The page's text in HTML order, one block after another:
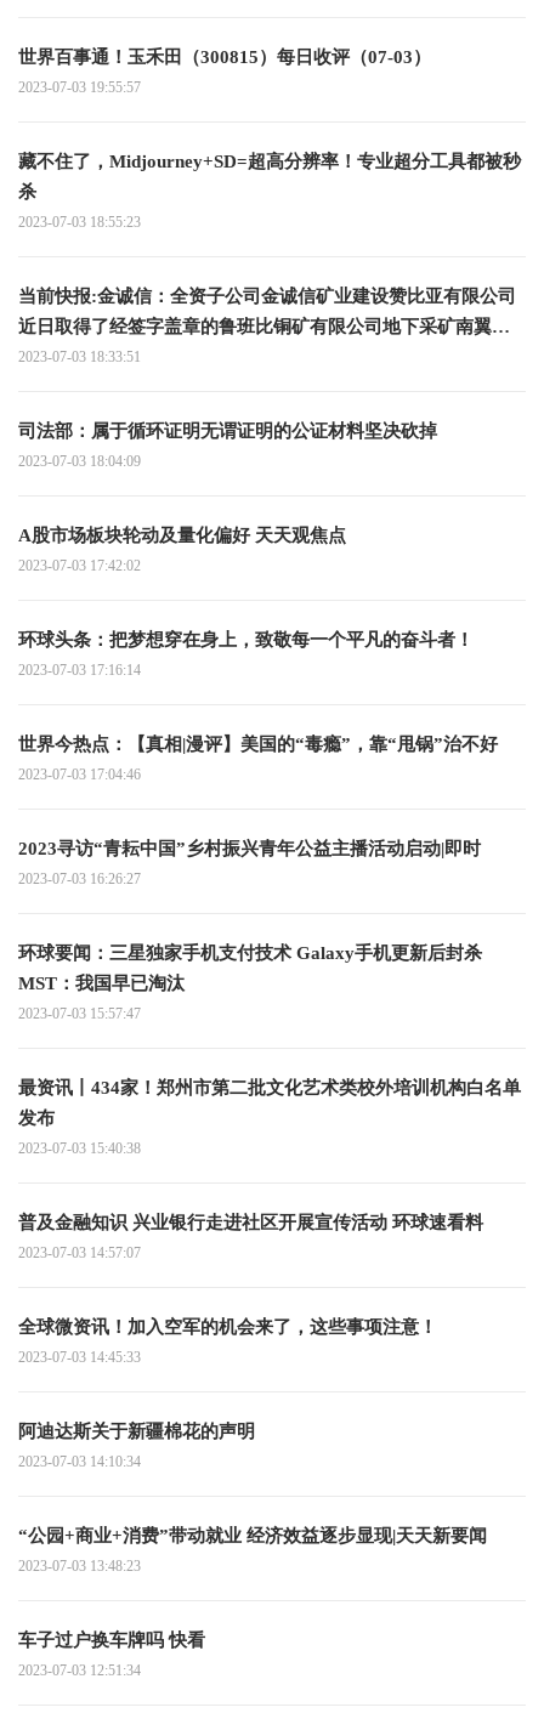
世界百事通！玉禾田（300815）每日收评（07-03）
2023-07-03 19:55:57
藏不住了，Midjourney+SD=超高分辨率！专业超分工具都被秒
杀
2023-07-03 18:55:23
当前快报:金诚信：全资子公司金诚信矿业建设赞比亚有限公司
近日取得了经签字盖章的鲁班比铜矿有限公司地下采矿南翼开
拓和生产运营合同
2023-07-03 18:33:51
司法部：属于循环证明无谓证明的公证材料坚决砍掉
2023-07-03 18:04:09
A股市场板块轮动及量化偏好 天天观焦点
2023-07-03 17:42:02
环球头条：把梦想穿在身上，致敬每一个平凡的奋斗者！
2023-07-03 17:16:14
世界今热点：【真相|漫评】美国的“毒瘾”，靠“甩锅”治不好
2023-07-03 17:04:46
2023寻访“青耘中国”乡村振兴青年公益主播活动启动|即时
2023-07-03 16:26:27
环球要闻：三星独家手机支付技术 Galaxy手机更新后封杀
MST：我国早已淘汰
2023-07-03 15:57:47
最资讯丨434家！郑州市第二批文化艺术类校外培训机构白名单
发布
2023-07-03 15:40:38
普及金融知识 兴业银行走进社区开展宣传活动 环球速看料
2023-07-03 14:57:07
全球微资讯！加入空军的机会来了，这些事项注意！
2023-07-03 14:45:33
阿迪达斯关于新疆棉花的声明
2023-07-03 14:10:34
“公园+商业+消费”带动就业 经济效益逐步显现|天天新要闻
2023-07-03 13:48:23
车子过户换车牌吗 快看
2023-07-03 12:51:34